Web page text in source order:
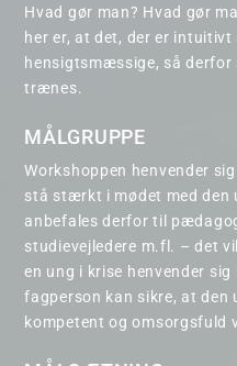
Hvad gør man? Hvad gør
her er, at det, der er
hensigtsmæssige, så
trænes.
MÅLGRUPPE
Workshoppen henvender
stå stærkt i mødet med den
anbefales derfor til
studievejledere m.fl. – det
en ung i krise henvender
fagperson kan sikre, at den
kompetent og omsorgsfuld